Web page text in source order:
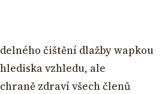
čištění dlažby wapkou
vzhledu, ale
zdraví všech členů